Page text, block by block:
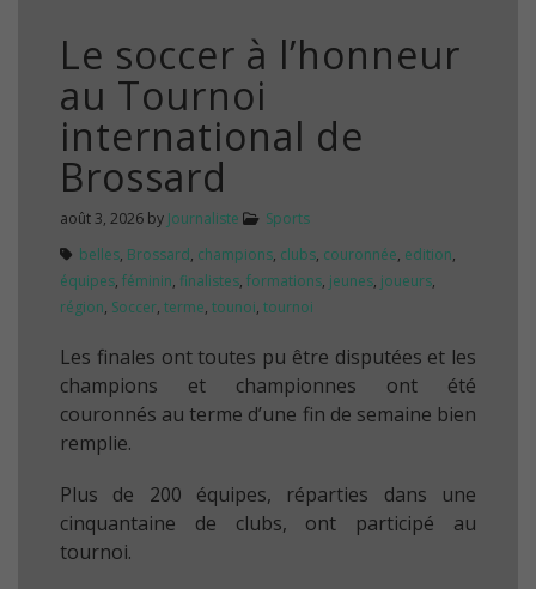
Le soccer à l’honneur
au Tournoi
international de
Brossard
août 3, 2026 by Journaliste
Sports
belles, Brossard, champions, clubs, couronnée, edition,
équipes, féminin, finalistes, formations, jeunes, joueurs,
région, Soccer, terme, tounoi, tournoi
Les finales ont toutes pu être disputées et les
champions et championnes ont été
couronnés au terme d’une fin de semaine bien
remplie.
Plus de 200 équipes, réparties dans une
cinquantaine de clubs, ont participé au
tournoi.